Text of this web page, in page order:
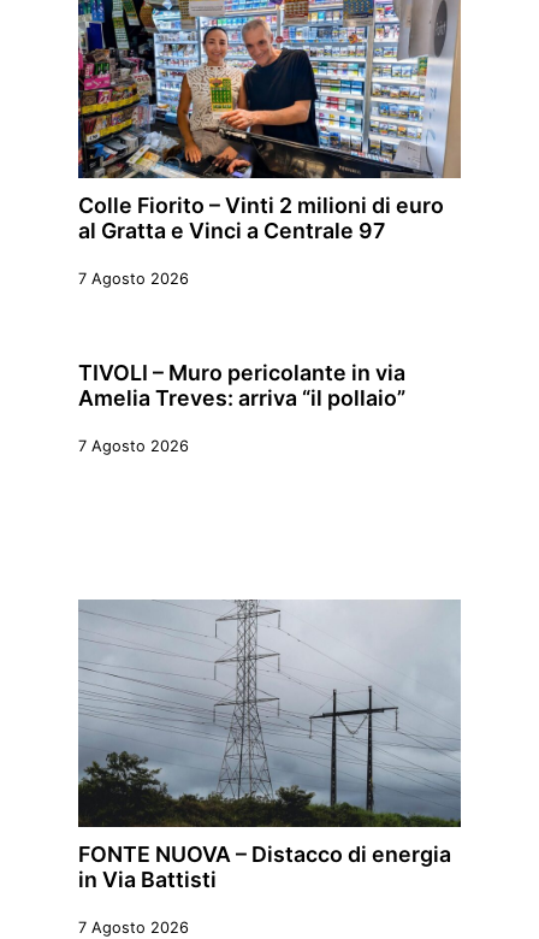
Colle Fiorito – Vinti 2 milioni di euro
al Gratta e Vinci a Centrale 97
7 Agosto 2026
TIVOLI – Muro pericolante in via
Amelia Treves: arriva “il pollaio”
7 Agosto 2026
FONTE NUOVA – Distacco di energia
in Via Battisti
7 Agosto 2026